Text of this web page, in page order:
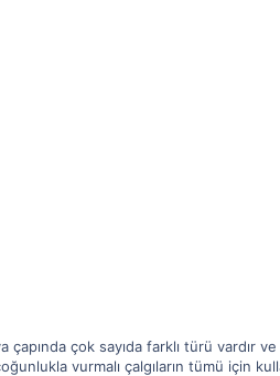
çapında çok sayıda farklı türü vardır
vurmalı çalgıların tümü için